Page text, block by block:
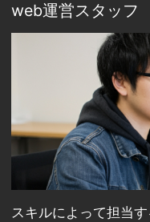
web運営スタッフ
スキルによって担当